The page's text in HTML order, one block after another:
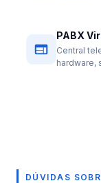
PABX
Central
hardware,
DÚVIDAS